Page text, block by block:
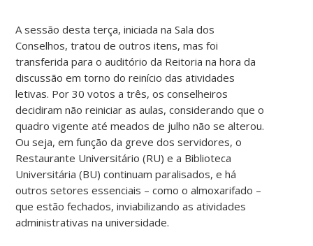
A sessão desta terça, iniciada na Sala dos
Conselhos, tratou de outros itens, mas foi
transferida para o auditório da Reitoria na hora da
discussão em torno do reinício das atividades
letivas. Por 30 votos a três, os conselheiros
decidiram não reiniciar as aulas, considerando que o
quadro vigente até meados de julho não se alterou.
Ou seja, em função da greve dos servidores, o
Restaurante Universitário (RU) e a Biblioteca
Universitária (BU) continuam paralisados, e há
outros setores essenciais – como o almoxarifado –
que estão fechados, inviabilizando as atividades
administrativas na universidade.